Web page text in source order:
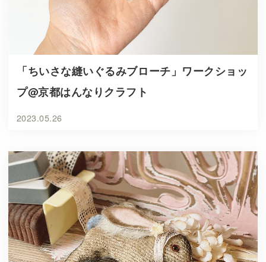
「ちいさな縫いぐるみブローチ」ワークショッ
プ@京都はんなりクラフト
2023.05.26